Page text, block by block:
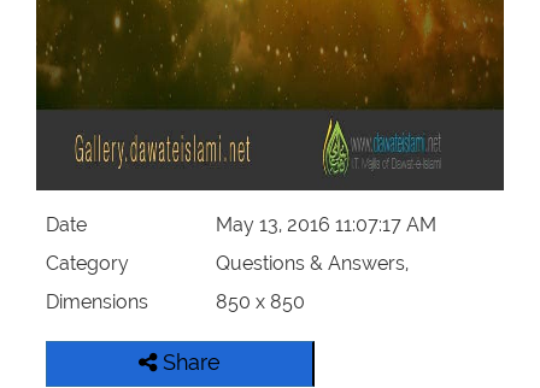
Date
May 13, 2016 11:07:17 AM
Category
Questions & Answers,
Dimensions
850 x 850
Share